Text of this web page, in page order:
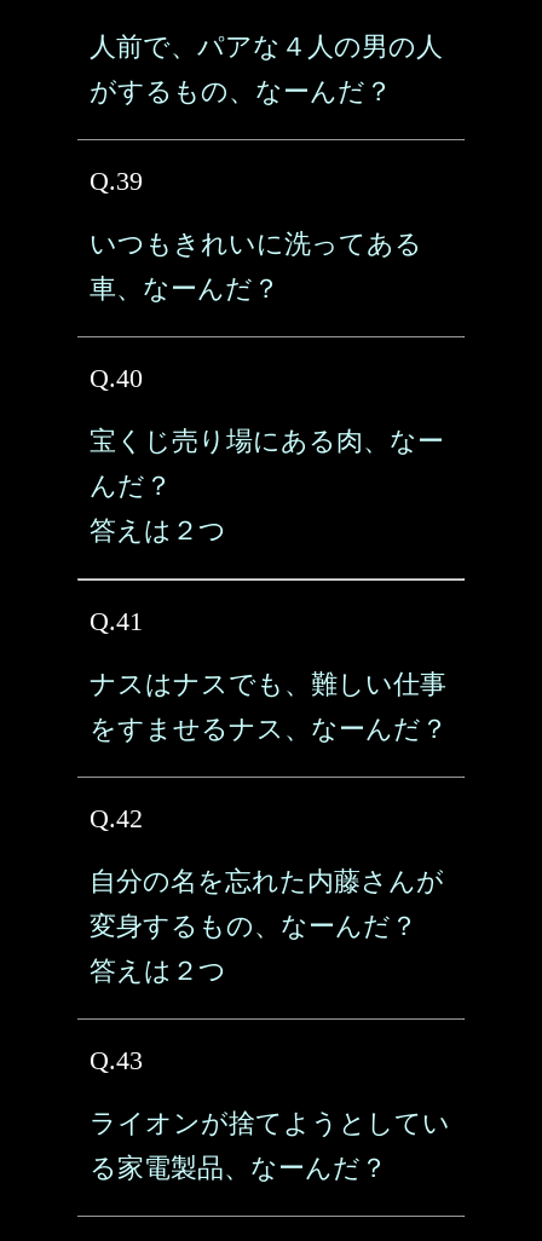
人前で、パアな４人の男の人
がするもの、なーんだ？
Q.39
いつもきれいに洗ってある
車、なーんだ？
Q.40
宝くじ売り場にある肉、なー
んだ？
答えは２つ
Q.41
ナスはナスでも、難しい仕事
をすませるナス、なーんだ？
Q.42
自分の名を忘れた内藤さんが
変身するもの、なーんだ？
答えは２つ
Q.43
ライオンが捨てようとしてい
る家電製品、なーんだ？